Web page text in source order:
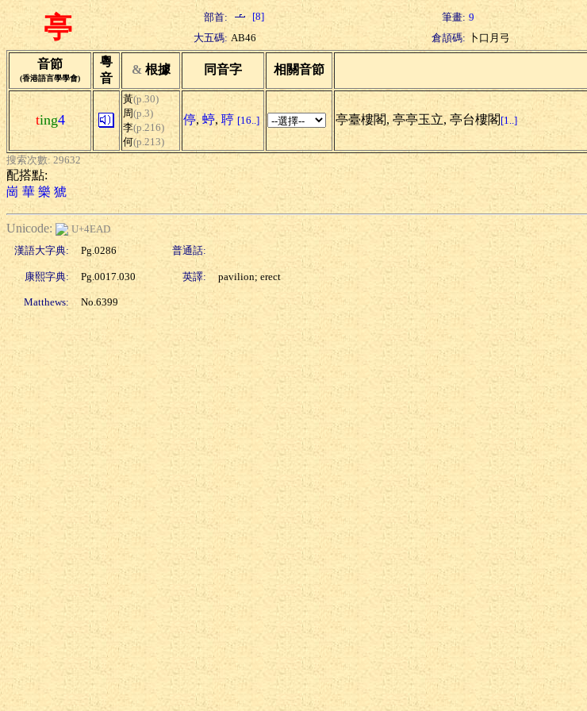
亭 部首: [8] 筆畫: 9
大五碼: AB46 倉頡碼: 卜口月弓
音節
(香港語言學學會)
粵
音
& 根據 同音字 相關音節
ting4
黃(p.30)
周(p.3)
李(p.216)
何(p.213)
停, 蝏, 聤 [16..] 亭臺樓閣, 亭亭玉立, 亭台樓閣 [1..]
搜索次數: 29632
配搭點:
崗 華 樂 猇
Unicode:
U+4EAD
漢語大字典:
Pg.0286 普通話:
康熙字典: Pg.0017.030 英譯: pavilion; erect
Matthews: No.6399